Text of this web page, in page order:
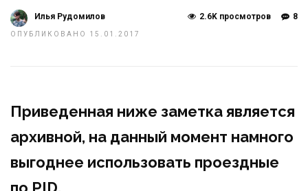
Илья Рудомилов
ОПУБЛИКОВАНО 15.01.2017
8
2.6K просмотров
Приведенная ниже заметка является
архивной, на данный момент намного
выгоднее использовать проездные